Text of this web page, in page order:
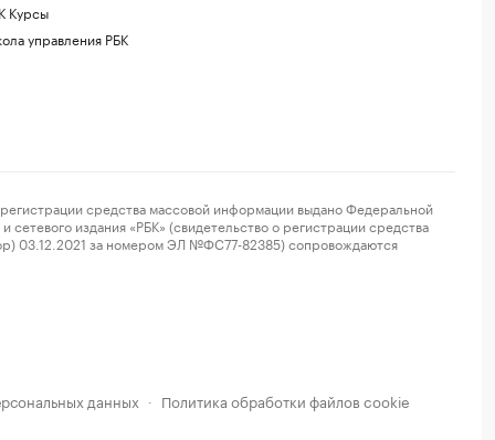
Курсы
управления РБК
средства массовой информации выдано Федеральной
издания «РБК» (свидетельство о регистрации средства
03.12.2021 за номером ЭЛ №ФС77-82385) сопровождаются
данных · Политика обработки файлов cookie